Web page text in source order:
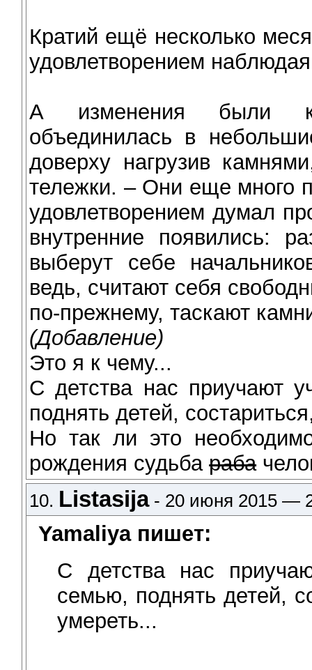
Кратий ещё несколько
удовлетворением
А изменения были
объединилась в
доверху нагрузив
тележки. – Они еще много
удовлетворением думал
внутренние появились:
выберут себе
ведь, считают себя
по-прежнему, таскают
(Добавление)
Это я к чему...
С детства нас приучают
поднять детей,
Но так ли это
рождения судьбараба
10. Listasija- 20 июня 2015 —
Yamaliya пишет:
С детства нас
семью, поднять детей,
умереть...